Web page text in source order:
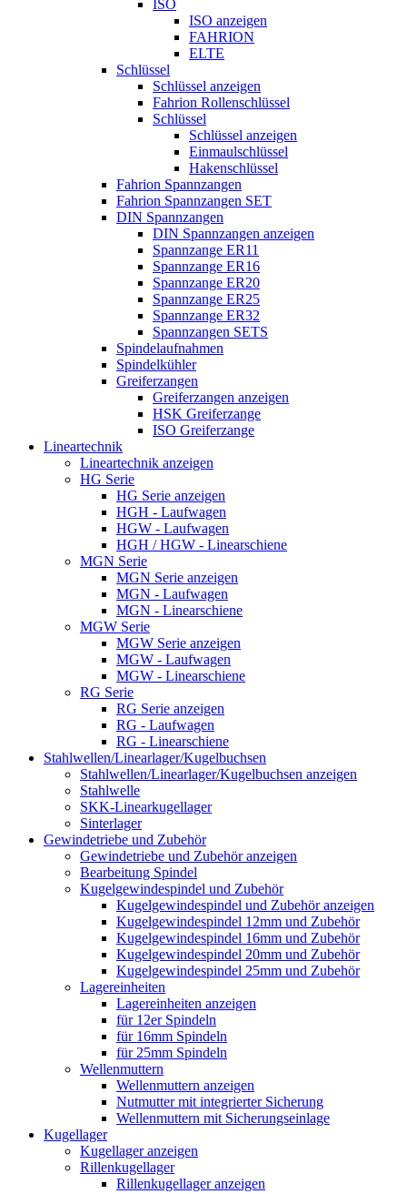
ISO
ISO anzeigen
FAHRION
ELTE
Schlüssel
Schlüssel anzeigen
Fahrion Rollenschlüssel
Schlüssel
Schlüssel anzeigen
Einmaulschlüssel
Hakenschlüssel
Fahrion Spannzangen
Fahrion Spannzangen SET
DIN Spannzangen
DIN Spannzangen anzeigen
Spannzange ER11
Spannzange ER16
Spannzange ER20
Spannzange ER25
Spannzange ER32
Spannzangen SETS
Spindelaufnahmen
Spindelkühler
Greiferzangen
Greiferzangen anzeigen
HSK Greiferzange
ISO Greiferzange
Lineartechnik
Lineartechnik anzeigen
HG Serie
HG Serie anzeigen
HGH - Laufwagen
HGW - Laufwagen
HGH / HGW - Linearschiene
MGN Serie
MGN Serie anzeigen
MGN - Laufwagen
MGN - Linearschiene
MGW Serie
MGW Serie anzeigen
MGW - Laufwagen
MGW - Linearschiene
RG Serie
RG Serie anzeigen
RG - Laufwagen
RG - Linearschiene
Stahlwellen/Linearlager/Kugelbuchsen
Stahlwellen/Linearlager/Kugelbuchsen anzeigen
Stahlwelle
SKK-Linearkugellager
Sinterlager
Gewindetriebe und Zubehör
Gewindetriebe und Zubehör anzeigen
Bearbeitung Spindel
Kugelgewindespindel und Zubehör
Kugelgewindespindel und Zubehör anzeigen
Kugelgewindespindel 12mm und Zubehör
Kugelgewindespindel 16mm und Zubehör
Kugelgewindespindel 20mm und Zubehör
Kugelgewindespindel 25mm und Zubehör
Lagereinheiten
Lagereinheiten anzeigen
für 12er Spindeln
für 16mm Spindeln
für 25mm Spindeln
Wellenmuttern
Wellenmuttern anzeigen
Nutmutter mit integrierter Sicherung
Wellenmuttern mit Sicherungseinlage
Kugellager
Kugellager anzeigen
Rillenkugellager
Rillenkugellager anzeigen